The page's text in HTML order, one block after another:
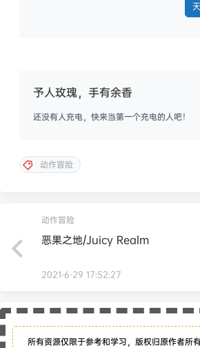
予人玫瑰，手有余香
还没有人充电，快来当第一个充电的人吧！
动作冒险
动作冒险
恶果之地/Juicy Realm
2021-6-29 17:52:27
所有资源仅限于参考和学习，版权归原作者所有